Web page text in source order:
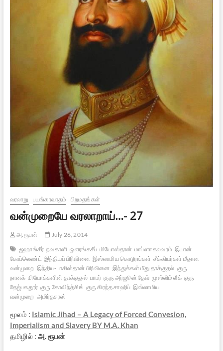
வரலாறு பயங்கரவாதம் பிறமதங்கள்
வன்முறையே வரலாறாய்…- 27
அ.ரூபன்
July 26, 2014
ஜஹாங்கீர் நவகாளி ஔரங்கசீப் மியோஸ்தான் மாப்ளா கலவரம் இயான்
கோப்லெண்ட் இந்தியப் பிரிவினை இஸ்லாமிய கொடூரங்கள் சீக்கியர்கள் மீதான
வன்முறை இந்திய-பாகிஸ்தான் பிரிவினை இந்துக்கள் மீது தாக்குதல் குரு
நானக் மியோக்களின் தாக்குதல் பாபர் குரு அர்ஜூன் தேவ் முஸ்லிம் லீக் குரு
தேஜ்பகதூர் குரு கோவிந்த்சிங் குரு கிரந்த சாஹிப் இஸ்லாமிய
வன்முறை அமிர்தசரஸ்
மூலம் : Islamic Jihad – A Legacy of Forced Convesion,
Imperialism and Slavery BY M.A. Khan
தமிழில் : அ. ரூபன்